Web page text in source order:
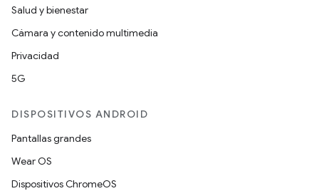
Salud y bienestar
Cámara y contenido multimedia
Privacidad
5G
DISPOSITIVOS ANDROID
Pantallas grandes
Wear OS
Dispositivos ChromeOS